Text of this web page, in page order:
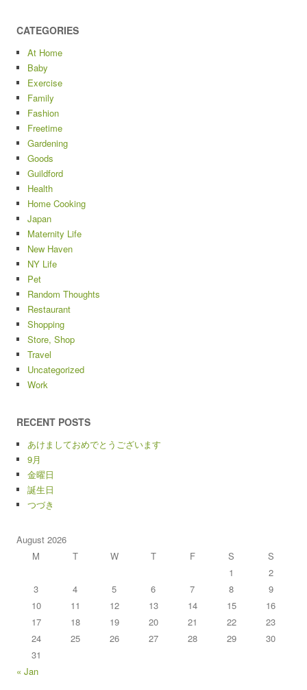
CATEGORIES
At Home
Baby
Exercise
Family
Fashion
Freetime
Gardening
Goods
Guildford
Health
Home Cooking
Japan
Maternity Life
New Haven
NY Life
Pet
Random Thoughts
Restaurant
Shopping
Store, Shop
Travel
Uncategorized
Work
RECENT POSTS
あけましておめでとうございます
9月
金曜日
誕生日
つづき
August 2026
M
T W T F S
S
1
2
3
4 5 6 7 8
9
10
11 12 13 14 15
16
17
18 19 20 21 22
23
24
25 26 27 28 29
30
31
« Jan